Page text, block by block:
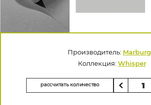
Производитель: Marburg
Коллекция: Whisper
рассчитать количество